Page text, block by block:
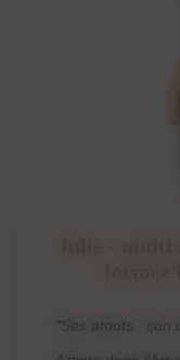
*Ses atouts :